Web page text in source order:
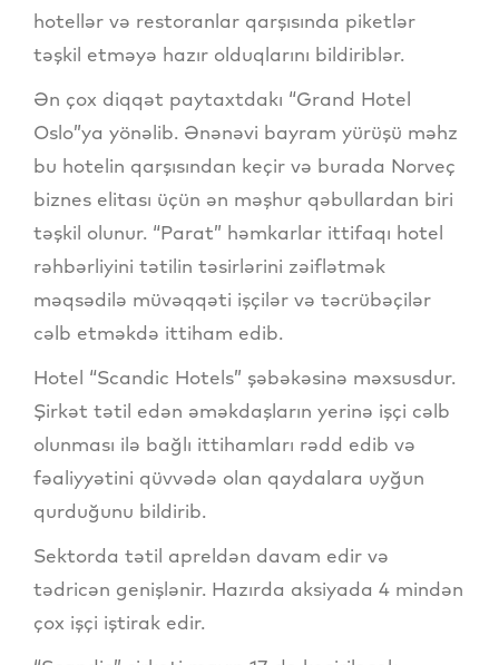
hotellər və restoranlar qarşısında piketlər
təşkil etməyə hazır olduqlarını bildiriblər.
Ən çox diqqət paytaxtdakı “Grand Hotel
Oslo”ya yönəlib. Ənənəvi bayram yürüşü məhz
bu hotelin qarşısından keçir və burada Norveç
biznes elitası üçün ən məşhur qəbullardan biri
təşkil olunur. “Parat” həmkarlar ittifaqı hotel
rəhbərliyini tətilin təsirlərini zəiflətmək
məqsədilə müvəqqəti işçilər və təcrübəçilər
cəlb etməkdə ittiham edib.
Hotel “Scandic Hotels” şəbəkəsinə məxsusdur.
Şirkət tətil edən əməkdaşların yerinə işçi cəlb
olunması ilə bağlı ittihamları rədd edib və
fəaliyyətini qüvvədə olan qaydalara uyğun
qurduğunu bildirib.
Sektorda tətil apreldən davam edir və
tədricən genişlənir. Hazırda aksiyada 4 mindən
çox işçi iştirak edir.